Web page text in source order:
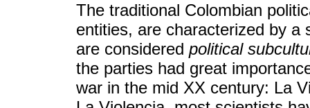
The traditional Colombian
entities, are characterized by a
are considered political
the parties had great
war in the mid XX century: La